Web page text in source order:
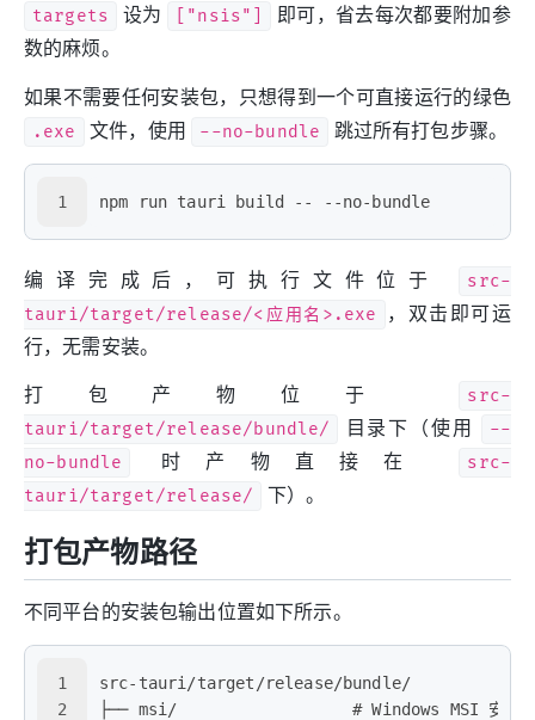
targets 设为 ["nsis"]
即可，省去每次都要附加参
数的麻烦。
如果不需要任何安装包，只想得到一个可直接运行的绿色
.exe 文件，使用 --no-bundle 跳过所有打包步骤。
1 npm run tauri build -- --no-bundle
编译完成后，可执行文件位于
src-
tauri/target/release/<应用名>.exe
，双击即可运
行，无需安装。
打包产物位于
src-
tauri/target/release/bundle/
目录下（使用
--
no-bundle
时产物直接在
src-
tauri/target/release/
下）。
打包产物路径
不同平台的安装包输出位置如下所示。
1
2
src-tauri/target/release/bundle/
├── msi/                  # Windows MSI 安装